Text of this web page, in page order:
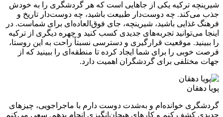
شیرینچه ترکیه یکی از جاهایی است که هر گردشگری را به خودش
جذب می‌کند. چه دوست‌دار طبیعت باشید، چه دوست‌دار تاریخ و
فرهنگ غذایی باشید، شیرینچه، جای فوق‌العاده‌ای برای شماست. در
اینجا می‌توانید تجربه‌های جدیدی کسب کنید و چهره دیگری از ترکیه
را ببینید. موقعیت قرارگیری و دسترسی نسبتاً راحت به این روستا،
فرصت خوبی را برای شما ایجاد کرده تا منطقه‌ای را ببینید که از
جهات مختلفی برای گردشگران اهمیت دارد.
پویا دهقان
گردشگری خوانده‌ام و به‌شدت دوست دارم با ماجراجویی، چیزهای
جدیدی کشف کنم و کارهای هیجان‌انگیزی انجام بدهم. سعی می‌کنم